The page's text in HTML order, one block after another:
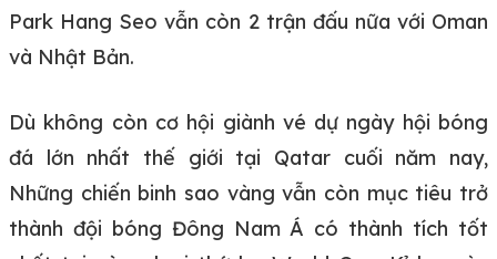
Park Hang Seo vẫn còn 2 trận đấu nữa với Oman
và Nhật Bản.
Dù không còn cơ hội giành vé dự ngày hội bóng
đá lớn nhất thế giới tại Qatar cuối năm nay,
Những chiến binh sao vàng vẫn còn mục tiêu trở
thành đội bóng Đông Nam Á có thành tích tốt